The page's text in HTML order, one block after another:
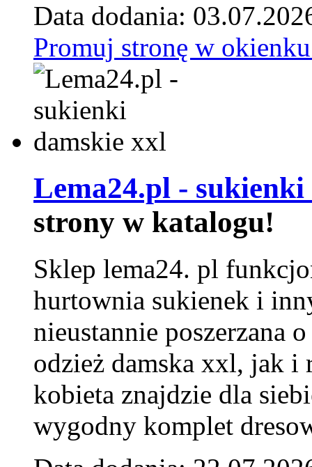
Data dodania:
Promuj stronę w
Lema24.pl -
strony w katalogu!
Sklep lema24. pl
hurtownia sukienek i
nieustannie poszerzana
odzież damska xxl, jak i
kobieta znajdzie dla
wygodny komplet